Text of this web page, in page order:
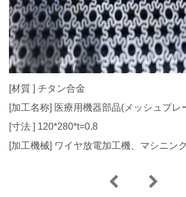
[材質 ] チタン合金
[加工名称] 医療用機器部品(メッシュプレ
[寸法 ] 120*280*t=0.8
[加工機械] ワイヤ放電加工機、マシニン